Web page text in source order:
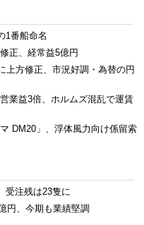
1番船命名
正、経常益5億円
上方修正、市況好調・為替の円
業益3倍、ホルムズ混乱で運賃
DM20」、浮体風力向け係留索
受注残は23隻に
円、今期も業績堅調